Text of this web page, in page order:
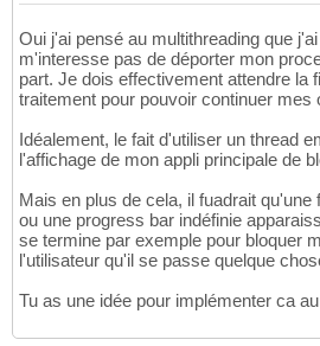
Oui j'ai pensé au multithreading que
m'interesse pas de déporter mon
part. Je dois effectivement attendre la
traitement pour pouvoir continuer mes
Idéalement, le fait d'utiliser un thread
l'affichage de mon appli principale de
Mais en plus de cela, il fuadrait
ou une progress bar indéfinie
se termine par exemple pour bloquer
l'utilisateur qu'il se passe quelque
Tu as une idée pour implémenter ca